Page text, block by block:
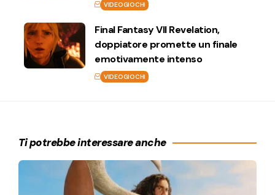
VIDEOGIOCHI
Final Fantasy VII Revelation,
doppiatore promette un finale
emotivamente intenso
VIDEOGIOCHI
Ti potrebbe interessare anche